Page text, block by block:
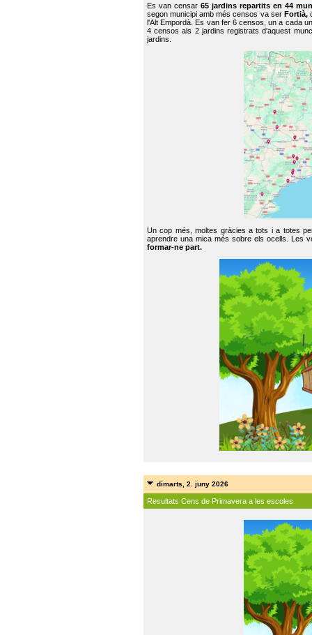
Es van censar65 jardins repartits en 44
segon municipi amb més censos va ser Fortià,
l'Alt Empordà. Es van fer 6 censos, un a cada
4 censos als 2 jardins registrats d'aquest
jardins.
Un cop més, moltes gràcies a tots i a totes
aprendre una mica més sobre els ocells. Les
formar-ne part.
dimarts, 2. juny 2026
Resultats Cens de Primavera a les escoles